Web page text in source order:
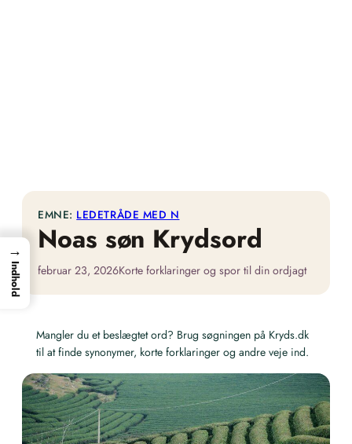
EMNE: LEDETRÅDE MED N
Noas søn Krydsord
februar 23, 2026Korte forklaringer og spor til din ordjagt
Mangler du et beslægtet ord? Brug søgningen på Kryds.dk
til at finde synonymer, korte forklaringer og andre veje ind.
→
Indhold